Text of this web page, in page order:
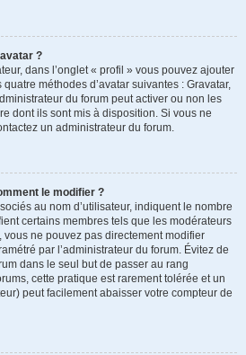
?
dans l’onglet « profil » vous pouvez ajouter
méthodes d’avatar suivantes : Gravatar,
du forum peut activer ou non les
dont ils sont mis à disposition. Si vous ne
un administrateur du forum.
le modifier ?
au nom d’utilisateur, indiquent le nombre
certains membres tels que les modérateurs
ne pouvez pas directement modifier
par l’administrateur du forum. Évitez de
dans le seul but de passer au rang
cette pratique est rarement tolérée et un
peut facilement abaisser votre compteur de